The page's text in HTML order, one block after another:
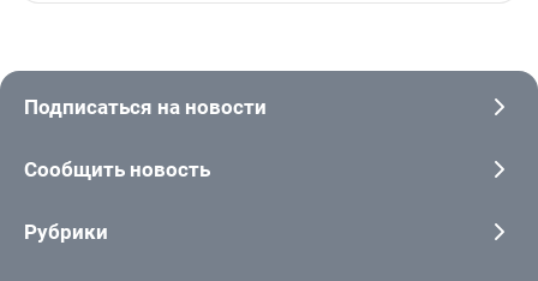
Подписаться на новости
Сообщить новость
Рубрики